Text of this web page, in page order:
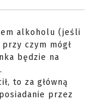
alkoholu (jeśli
czym mógł
będzie na
to za główną
przez